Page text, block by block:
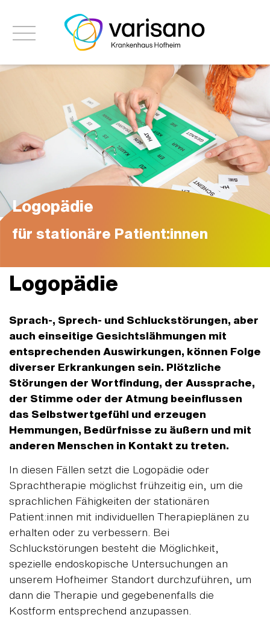
Logopädie
für stationäre Patient:innen
Logopädie
Sprach-, Sprech- und Schluckstörungen, aber
auch einseitige Gesichtslähmungen mit
entsprechenden Auswirkungen, können Folge
diverser Erkrankungen sein. Plötzliche
Störungen der Wortfindung, der Aussprache,
der Stimme oder der Atmung beeinflussen
das Selbstwertgefühl und erzeugen
Hemmungen, Bedürfnisse zu äußern und mit
anderen Menschen in Kontakt zu treten.
In diesen Fällen setzt die Logopädie oder
Sprachtherapie möglichst frühzeitig ein, um die
sprachlichen Fähigkeiten der stationären
Patient:innen mit individuellen Therapieplänen zu
erhalten oder zu verbessern. Bei
Schluckstörungen besteht die Möglichkeit,
spezielle endoskopische Untersuchungen an
unserem Hofheimer Standort durchzuführen, um
dann die Therapie und gegebenenfalls die
Kostform entsprechend anzupassen.